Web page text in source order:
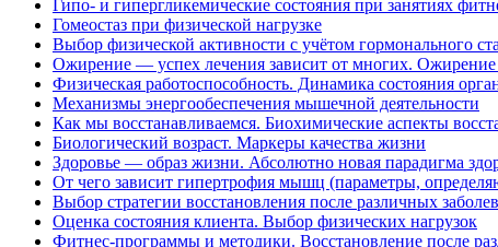
Гипо- и гипергликемические состояния при занятиях
Гомеостаз при физической нагрузке
Выбор физической активности с учётом гормонального
Ожирение — успех лечения зависит от многих. Ожирение
Физическая работоспособность. Динамика состояния
Механизмы энергообеспечения мышечной деятельности
Как мы восстанавливаемся. Биохимические аспекты
Биологический возраст. Маркеры качества жизни
Здоровье — образ жизни. Абсолютно новая парадигма
От чего зависит гипертрофия мышц (параметры,
Выбор стратегии восстановления после различных
Оценка состояния клиента. Выбор физических нагрузок
Фитнес-программы и методики. Восстановление после